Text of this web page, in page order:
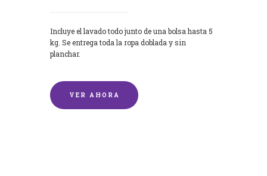
Incluye el lavado todo junto de una bolsa hasta 5
kg. Se entrega toda la ropa doblada y sin
planchar.
VER AHORA